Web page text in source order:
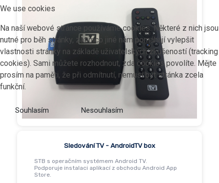
Sledování TV - AndroidTV box
STB s operačním systémem Android TV.
Podporuje instalaci aplikací z obchodu Android App
Store.
We use cookies
Na naší webové stránce používáme cookies. Některé z nich jsou
nutné pro běh stránky, zatímco jiné nám pomáhají vylepšit
vlastnosti stránky na základě uživatelských zkušeností (tracking
cookies). Sami můžete rozhodnout, zda cookies povolíte. Mějte
prosím na paměti, že při odmítnutí, nemusí být stránka zcela
funkční.
Souhlasím Nesouhlasím